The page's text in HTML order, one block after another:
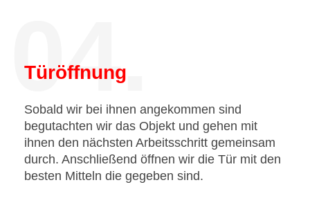
04.
Türöffnung
Sobald wir bei ihnen angekommen sind
begutachten wir das Objekt und gehen mit
ihnen den nächsten Arbeitsschritt gemeinsam
durch. Anschließend öffnen wir die Tür mit den
besten Mitteln die gegeben sind.